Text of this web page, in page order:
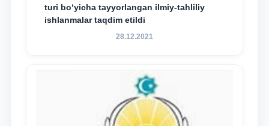
turi bo‘yicha tayyorlangan ilmiy-tahliliy
ishlanmalar taqdim etildi
28.12.2021